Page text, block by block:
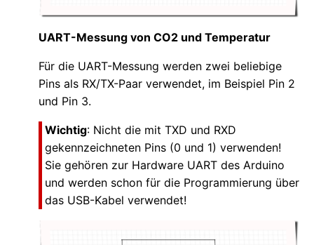
UART-Messung von CO2 und Temperatur
Für die UART-Messung werden zwei beliebige
Pins als RX/TX-Paar verwendet, im Beispiel Pin 2
und Pin 3.
Wichtig: Nicht die mit TXD und RXD
gekennzeichneten Pins (0 und 1) verwenden!
Sie gehören zur Hardware UART des Arduino
und werden schon für die Programmierung über
das USB-Kabel verwendet!